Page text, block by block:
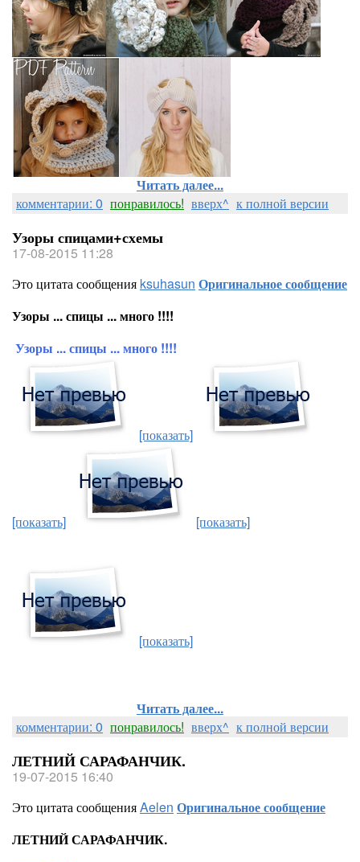
Читать далее...
комментарии: 0 понравилось! вверх^ к полной версии
Узоры спицами+схемы
17-08-2015 11:28
Это цитата сообщения ksuhasun Оригинальное сообщение
Узоры ... спицы ... много !!!!
Узоры ... спицы ... много !!!!
[показать]
[показать] [показать]
[показать]
Читать далее...
комментарии: 0 понравилось! вверх^ к полной версии
ЛЕТНИЙ САРАФАНЧИК.
19-07-2015 16:40
Это цитата сообщенияAelen Оригинальное сообщение
ЛЕТНИЙ САРАФАНЧИК.